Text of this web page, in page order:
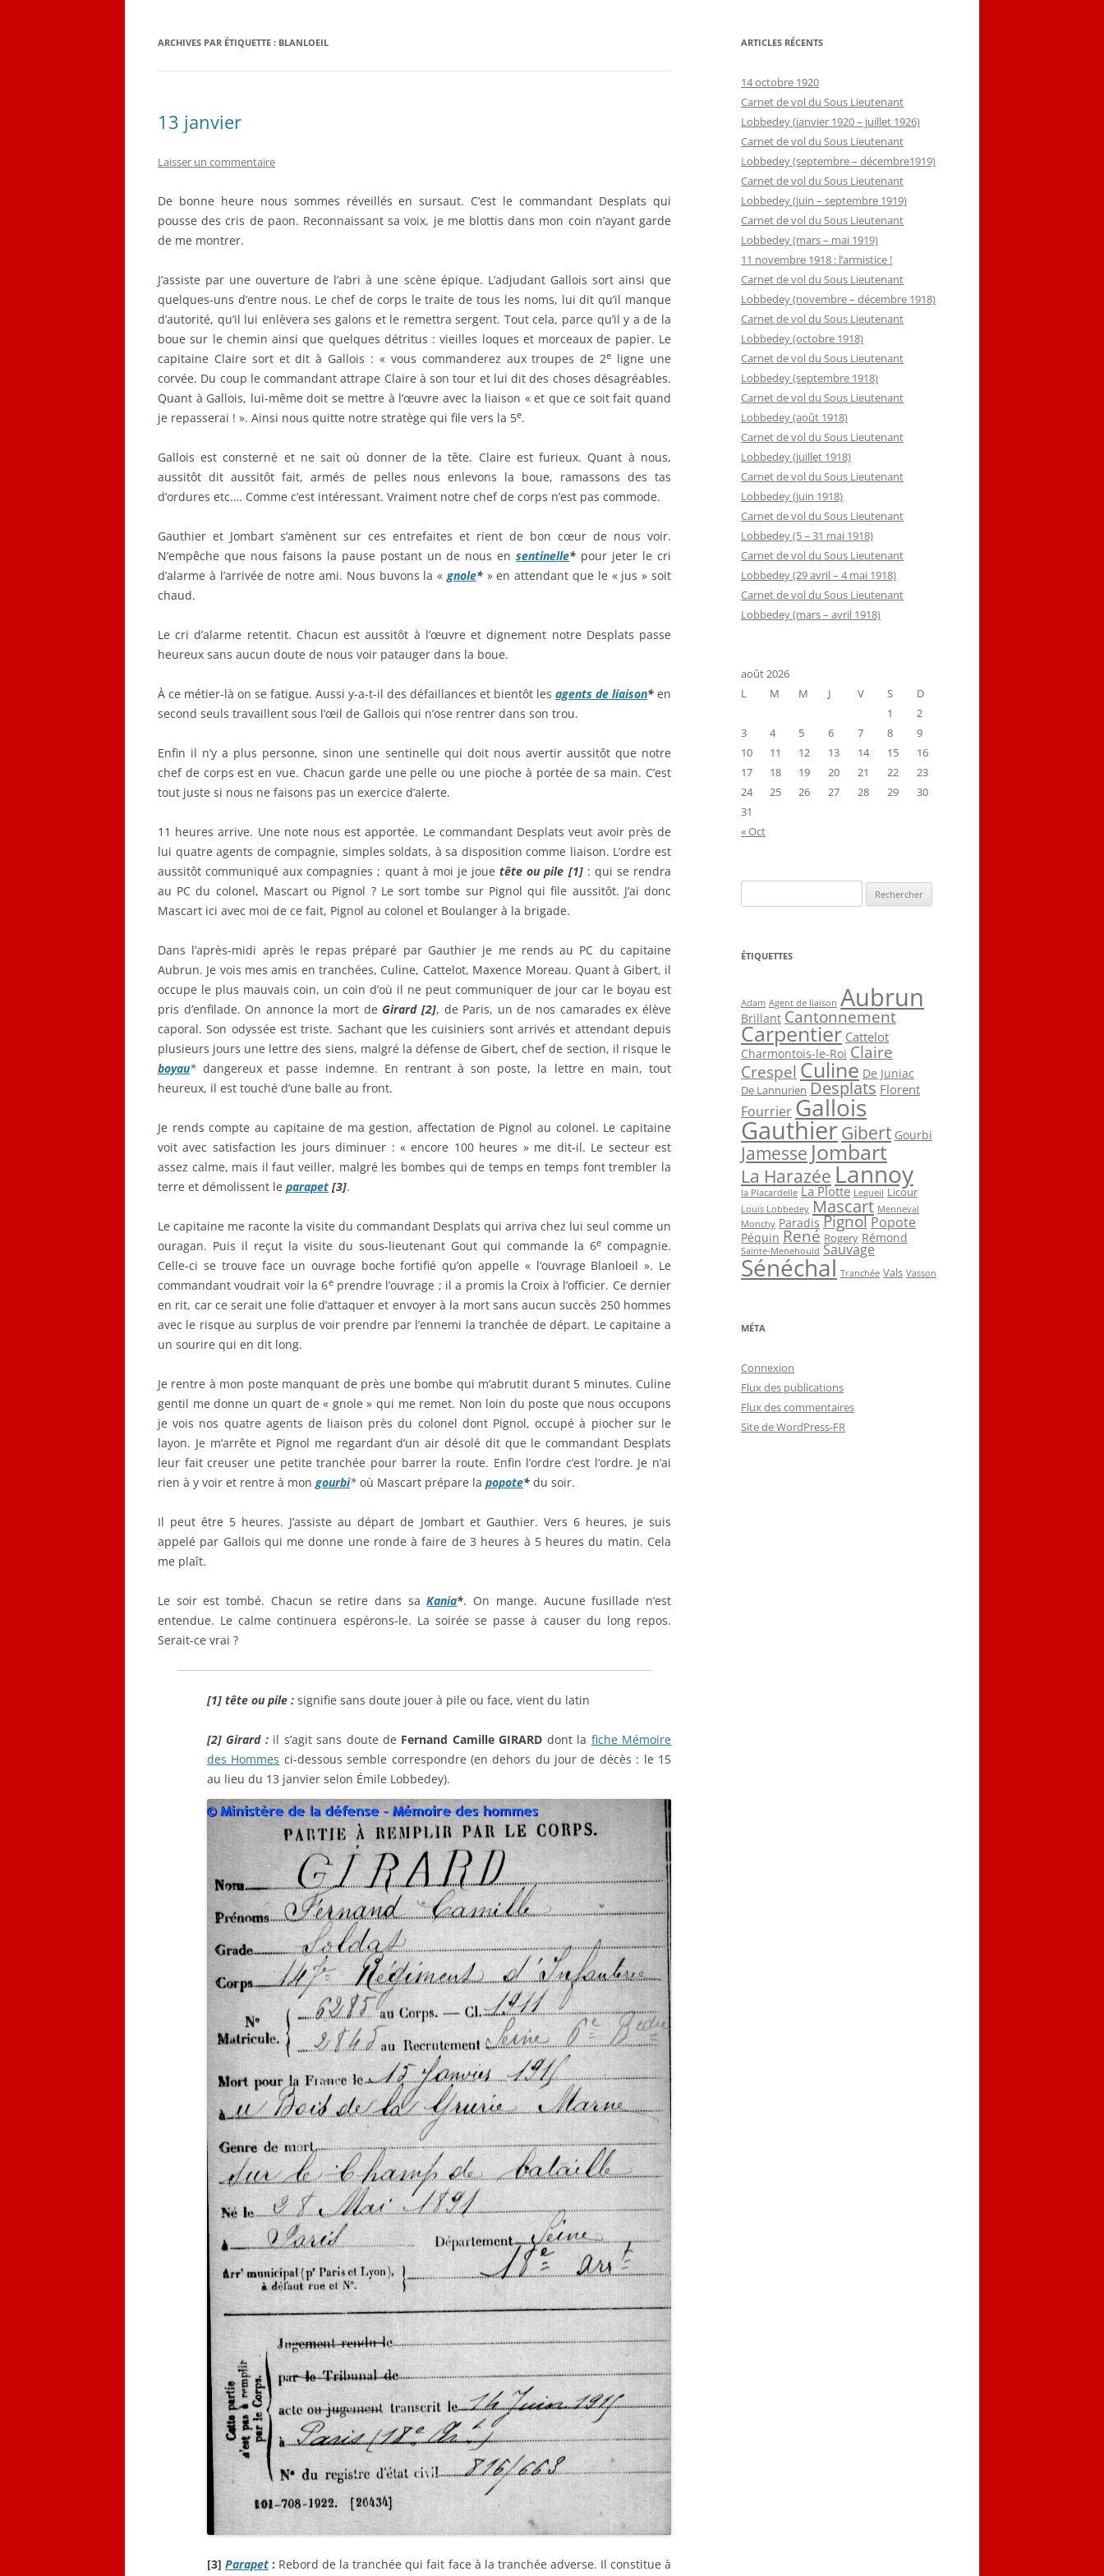
ARCHIVES PAR ÉTIQUETTE : BLANLOEIL
13 janvier
Laisser un commentaire
De bonne heure nous sommes réveillés en sursaut. C’est le commandant Desplats qui
pousse des cris de paon. Reconnaissant sa voix, je me blottis dans mon coin n’ayant garde
de me montrer.
J’assiste par une ouverture de l’abri à une scène épique. L’adjudant Gallois sort ainsi que
quelques-uns d’entre nous. Le chef de corps le traite de tous les noms, lui dit qu’il manque
d’autorité, qu’il lui enlèvera ses galons et le remettra sergent. Tout cela, parce qu’il y a de la
boue sur le chemin ainsi que quelques détritus : vieilles loques et morceaux de papier. Le
capitaine Claire sort et dit à Gallois : « vous commanderez aux troupes de 2e ligne une
corvée. Du coup le commandant attrape Claire à son tour et lui dit des choses désagréables.
Quant à Gallois, lui-même doit se mettre à l’œuvre avec la liaison « et que ce soit fait quand
je repasserai ! ». Ainsi nous quitte notre stratège qui file vers la 5e.
Gallois est consterné et ne sait où donner de la tête. Claire est furieux. Quant à nous,
aussitôt dit aussitôt fait, armés de pelles nous enlevons la boue, ramassons des tas
d’ordures etc.… Comme c’est intéressant. Vraiment notre chef de corps n’est pas commode.
Gauthier et Jombart s’amènent sur ces entrefaites et rient de bon cœur de nous voir.
N’empêche que nous faisons la pause postant un de nous ensentinelle* pour jeter le cri
d’alarme à l’arrivée de notre ami. Nous buvons la «gnole* » en attendant que le « jus » soit
chaud.
Le cri d’alarme retentit. Chacun est aussitôt à l’œuvre et dignement notre Desplats passe
heureux sans aucun doute de nous voir patauger dans la boue.
À ce métier-là on se fatigue. Aussi y-a-t-il des défaillances et bientôt les agents de liaison* en
second seuls travaillent sous l’œil de Gallois qui n’ose rentrer dans son trou.
Enfin il n’y a plus personne, sinon une sentinelle qui doit nous avertir aussitôt que notre
chef de corps est en vue. Chacun garde une pelle ou une pioche à portée de sa main. C’est
tout juste si nous ne faisons pas un exercice d’alerte.
11 heures arrive. Une note nous est apportée. Le commandant Desplats veut avoir près de
lui quatre agents de compagnie, simples soldats, à sa disposition comme liaison. L’ordre est
aussitôt communiqué aux compagnies ; quant à moi je jouetête ou pile [1]: qui se rendra
au PC du colonel, Mascart ou Pignol ? Le sort tombe sur Pignol qui file aussitôt. J’ai donc
Mascart ici avec moi de ce fait, Pignol au colonel et Boulanger à la brigade.
Dans l’après-midi après le repas préparé par Gauthier je me rends au PC du capitaine
Aubrun. Je vois mes amis en tranchées, Culine, Cattelot, Maxence Moreau. Quant à Gibert, il
occupe le plus mauvais coin, un coin d’où il ne peut communiquer de jour car le boyau est
pris d’enfilade. On annonce la mort de Girard [2], de Paris, un de nos camarades ex élève
caporal. Son odyssée est triste. Sachant que les cuisiniers sont arrivés et attendant depuis
plusieurs jours une lettre des siens, malgré la défense de Gibert, chef de section, il risque le
boyau*dangereux et passe indemne. En rentrant à son poste, la lettre en main, tout
heureux, il est touché d’une balle au front.
Je rends compte au capitaine de ma gestion, affectation de Pignol au colonel. Le capitaine
voit avec satisfaction les jours diminuer : « encore 100 heures » me dit-il. Le secteur est
assez calme, mais il faut veiller, malgré les bombes qui de temps en temps font trembler la
terre et démolissent le parapet [3].
Le capitaine me raconte la visite du commandant Desplats qui arriva chez lui seul comme un
ouragan. Puis il reçut la visite du sous-lieutenant Gout qui commande la 6e compagnie.
Celle-ci se trouve face un ouvrage boche fortifié qu’on appelle « l’ouvrage Blanloeil ». Le
commandant voudrait voir la 6eprendre l’ouvrage ; il a promis la Croix à l’officier. Ce dernier
en rit, car ce serait une folie d’attaquer et envoyer à la mort sans aucun succès 250 hommes
avec le risque au surplus de voir prendre par l’ennemi la tranchée de départ. Le capitaine a
un sourire qui en dit long.
Je rentre à mon poste manquant de près une bombe qui m’abrutit durant 5 minutes. Culine
gentil me donne un quart de « gnole » qui me remet. Non loin du poste que nous occupons
je vois nos quatre agents de liaison près du colonel dont Pignol, occupé à piocher sur le
layon. Je m’arrête et Pignol me regardant d’un air désolé dit que le commandant Desplats
leur fait creuser une petite tranchée pour barrer la route. Enfin l’ordre c’est l’ordre. Je n’ai
rien à y voir et rentre à mongourbi* où Mascart prépare la popote* du soir.
Il peut être 5 heures. J’assiste au départ de Jombart et Gauthier. Vers 6 heures, je suis
appelé par Gallois qui me donne une ronde à faire de 3 heures à 5 heures du matin. Cela
me plaît.
Le soir est tombé. Chacun se retire dans saKania*. On mange. Aucune fusillade n’est
entendue. Le calme continuera espérons-le. La soirée se passe à causer du long repos.
Serait-ce vrai ?
[1] tête ou pile : signifie sans doute jouer à pile ou face, vient du latin
[2] Girard : il s’agit sans doute de Fernand Camille GIRARD dont la fiche Mémoire
des Hommes ci-dessous semble correspondre (en dehors du jour de décès : le 15
au lieu du 13 janvier selon Émile Lobbedey).
[3]Parapet : Rebord de la tranchée qui fait face à la tranchée adverse. Il constitue à
ARTICLES RÉCENTS
14 octobre 1920
Carnet de vol du Sous Lieutenant
Lobbedey (janvier 1920 – juillet 1926)
Carnet de vol du Sous Lieutenant
Lobbedey (septembre – décembre1919)
Carnet de vol du Sous Lieutenant
Lobbedey (juin – septembre 1919)
Carnet de vol du Sous Lieutenant
Lobbedey (mars – mai 1919)
11 novembre 1918 : l’armistice !
Carnet de vol du Sous Lieutenant
Lobbedey (novembre – décembre 1918)
Carnet de vol du Sous Lieutenant
Lobbedey (octobre 1918)
Carnet de vol du Sous Lieutenant
Lobbedey (septembre 1918)
Carnet de vol du Sous Lieutenant
Lobbedey (août 1918)
Carnet de vol du Sous Lieutenant
Lobbedey (juillet 1918)
Carnet de vol du Sous Lieutenant
Lobbedey (juin 1918)
Carnet de vol du Sous Lieutenant
Lobbedey (5 – 31 mai 1918)
Carnet de vol du Sous Lieutenant
Lobbedey (29 avril – 4 mai 1918)
Carnet de vol du Sous Lieutenant
Lobbedey (mars – avril 1918)
août 2026
L
M M J V S
D
1
2
3
4 5 6 7 8
9
10
11 12 13 14 15
16
17
18 19 20 21 22
23
24
25 26 27 28 29
30
31
« Oct
ÉTIQUETTES
Adam Agent de liaison Aubrun
Brillant Cantonnement
Carpentier Cattelot
Charmontois-le-Roi Claire
Crespel Culine De Juniac
De Lannurien Desplats Florent
Fourrier Gallois
GauthierGibert Gourbi
JamesseJombart
La HarazéeLannoy
la Placardelle La Plotte Legueil Licour
Louis Lobbedey Mascart Menneval
Monchy Paradis Pignol Popote
Péquin René Rogery Rémond
Sainte-Menehould Sauvage
Sénéchal Tranchée Vals Vasson
MÉTA
Connexion
Flux des publications
Flux des commentaires
Site de WordPress-FR